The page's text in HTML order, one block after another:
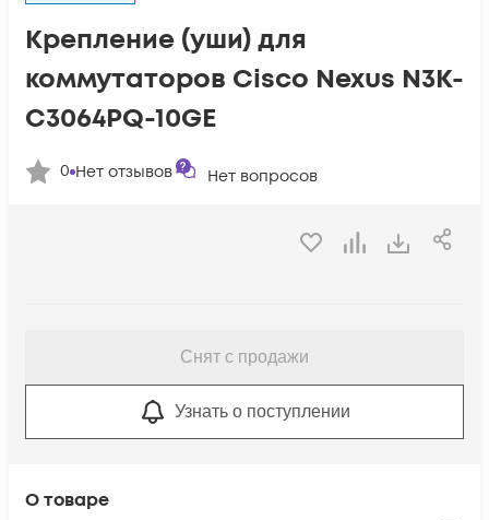
О товаре
Крепление (уши) для
коммутаторов Cisco Nexus N3K-
C3064PQ-10GE
0 Нет отзывов Нет вопросов
Снят с продажи
Узнать о поступлении